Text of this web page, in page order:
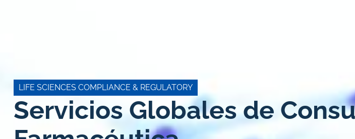
LIFE SCIENCES COMPLIANCE & REGULATORY
Servicios Globales de